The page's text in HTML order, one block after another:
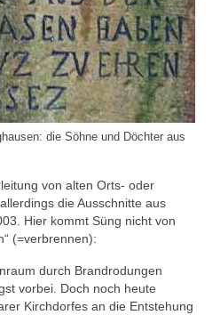
die Söhne und Döchter aus
von alten Orts- oder
die Ausschnitte aus
Hier kommt Süng nicht von
(=verbrennen):
durch Brandrodungen
vorbei. Doch noch heute
Kirchdorfes an die Entstehung